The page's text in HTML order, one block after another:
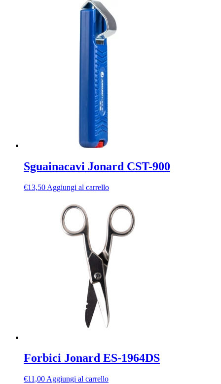
Sguainacavi Jonard CST-900
€13,50 Aggiungi al carrello
Forbici Jonard ES-1964DS
€11,00 Aggiungi al carrello